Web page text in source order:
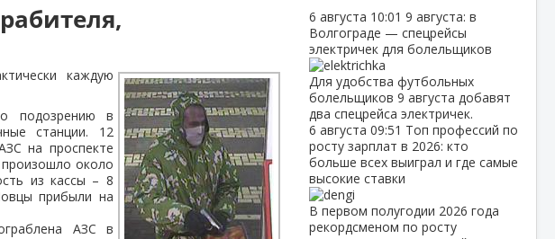
каждую
подозрению в
станции. 12
на проспекте
около
из кассы – 8
прибыли на
АЗС в
6 августа 10:01 9 августа: в
Волгограде — спецрейсы
электричек для болельщиков
Для удобства футбольных
болельщиков 9 августа добавят
два спецрейса электричек.
6 августа 09:51 Топ профессий по
росту зарплат в 2026: кто
больше всех выиграл и где самые
высокие ставки
В первом полугодии 2026 года
рекордсменом по росту